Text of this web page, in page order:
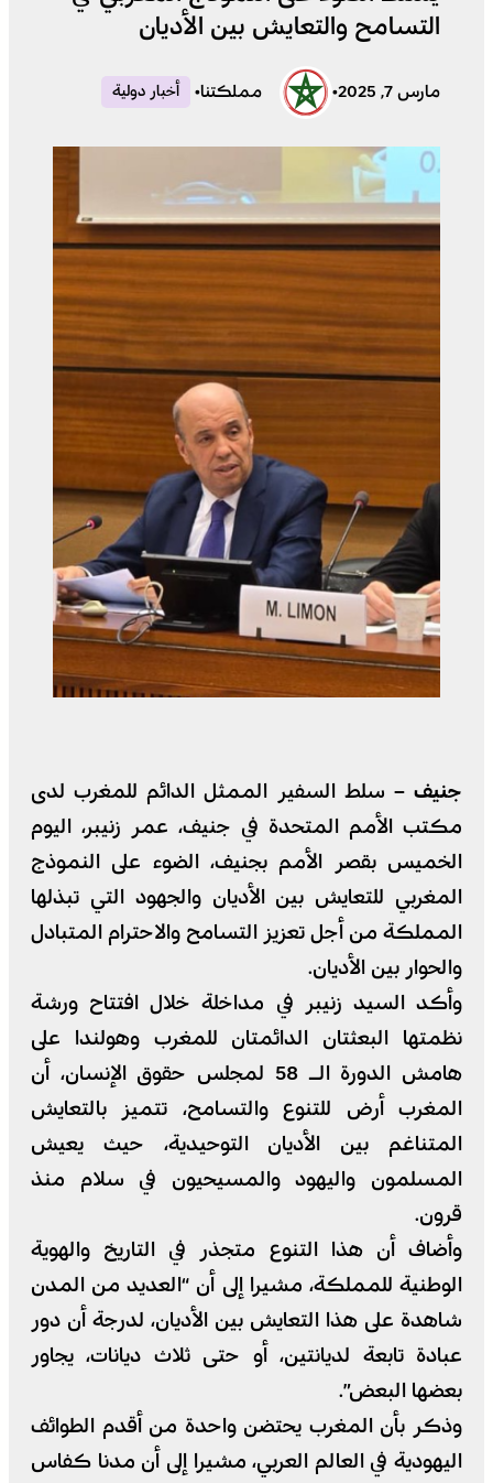
التسامح والتعايش بين الأديان
مارس 7, 2025 • مملكتنا• أخبار دولية
جنيف – سلط السفير الممثل الدائم للمغرب لدى
مكتب الأمم المتحدة في جنيف، عمر زنيبر، اليوم
الخميس بقصر الأمم بجنيف، الضوء على النموذج
المغربي للتعايش بين الأديان والجهود التي تبذلها
المملكة من أجل تعزيز التسامح والاحترام المتبادل
والحوار بين الأديان.
وأكد السيد زنيبر في مداخلة خلال افتتاح ورشة
نظمتها البعثتان الدائمتان للمغرب وهولندا على
هامش الدورة الـ 58 لمجلس حقوق الإنسان، أن
المغرب أرض للتنوع والتسامح، تتميز بالتعايش
المتناغم بين الأديان التوحيدية، حيث يعيش
المسلمون واليهود والمسيحيون في سلام منذ
قرون.
وأضاف أن هذا التنوع متجذر في التاريخ والهوية
الوطنية للمملكة، مشيرا إلى أن “العديد من المدن
شاهدة على هذا التعايش بين الأديان، لدرجة أن دور
عبادة تابعة لديانتين، أو حتى ثلاث ديانات، يجاور
بعضها البعض”.
وذكر بأن المغرب يحتضن واحدة من أقدم الطوائف
اليهودية في العالم العربي، مشيرا إلى أن مدنا كفاس